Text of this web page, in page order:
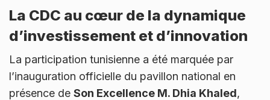
La CDC au cœur de la dynamique
d’investissement et d’innovation
La participation tunisienne a été marquée par
l’inauguration officielle du pavillon national en
présence de Son Excellence M. Dhia Khaled,